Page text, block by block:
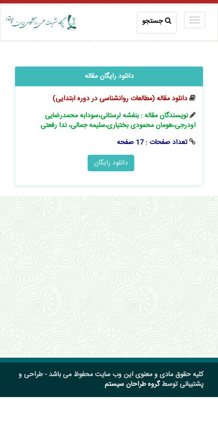
جستجو
دانلود رایگان مقاله
دانلود مقاله (مطالعات روانشناسی در دوره ابتدایی)
نویسندگان مقاله : بنفشه لرستانی،سودابه محمدرضایی
اودرجی،هومان محمودی بختیاری،سلیمه جمالی، ندا رفعتی
تعداد صفحات : 17 صفحه
کلیه حقوق مادی و معنوی این وب سایت محفوظ می باشد - طراحی و
پشتیبانی توسطگروه طراحان سیستم